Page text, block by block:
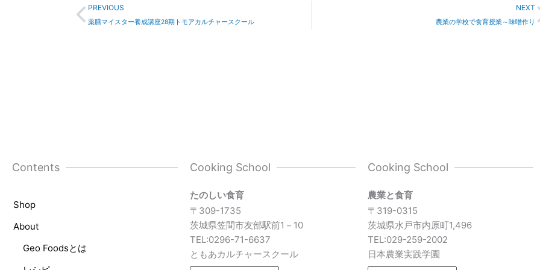
Prev
PREVIOUS
薬膳マイスター養成講座28期トモアカルチャースクール
NEXT
農業の学校で食育授業～味噌作り
Contents
Shop
About
Geo Foodsとは
Cooking School
たのしい食育
〒309-1735
茨城県笠間市友部駅前1－10
TEL:0296-71-6637
ともあカルチャースクール
Cooking School
農業と食育
〒319-0315
茨城県水戸市内原町1,496
TEL:029-259-2002
日本農業実践学園